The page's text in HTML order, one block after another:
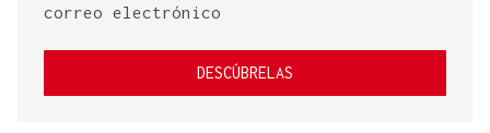
correo electrónico
DESCÚBRELAS